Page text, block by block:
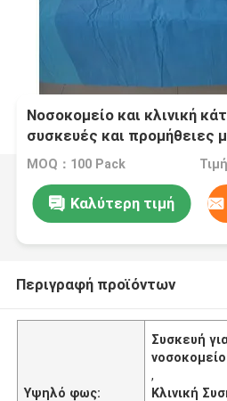
Νοσοκομείο και κλινική
συσκευές και προμήθειες
MOQ：100 Pack
Καλύτερη τιμή
Περιγραφή προϊόντων
Υψηλό φως:
Συσκευή
,
Κλινική